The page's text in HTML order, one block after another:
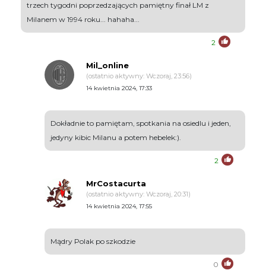
trzech tygodni poprzedzających pamiętny finał LM z
Milanem w 1994 roku... hahaha...
2
Mil_online
(ostatnio aktywny: Wczoraj, 23:56)
14 kwietnia 2024, 17:33
Dokładnie to pamiętam, spotkania na osiedlu i jeden,
jedyny kibic Milanu a potem hebelek:).
2
MrCostacurta
(ostatnio aktywny: Wczoraj, 20:31)
14 kwietnia 2024, 17:55
Mądry Polak po szkodzie
0